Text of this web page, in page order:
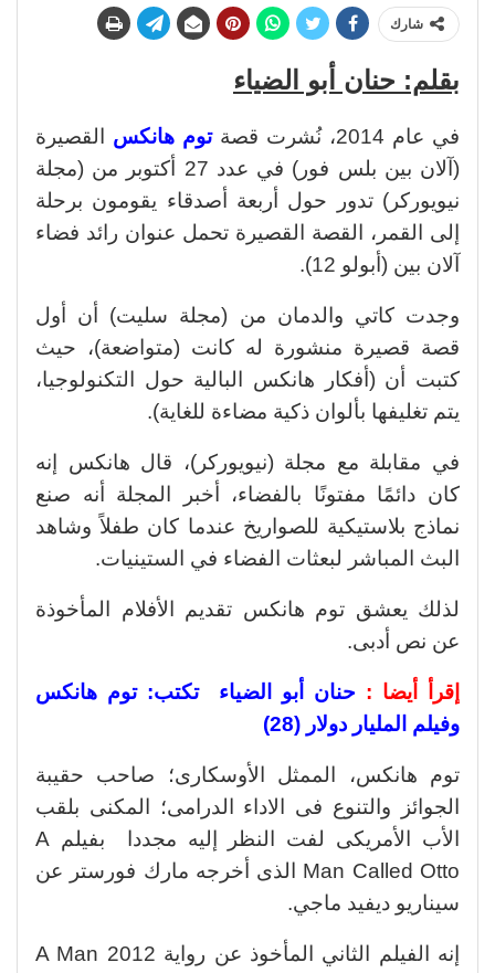
شارك
بقلم: حنان أبو الضياء
في عام 2014، نُشرت قصة توم هانكس القصيرة
(آلان بين بلس فور) في عدد 27 أكتوبر من (مجلة
نيويوركر) تدور حول أربعة أصدقاء يقومون برحلة
إلى القمر، القصة القصيرة تحمل عنوان رائد فضاء
آلان بين (أبولو 12).
وجدت كاتي والدمان من (مجلة سليت) أن أول
قصة قصيرة منشورة له كانت (متواضعة)، حيث
كتبت أن (أفكار هانكس البالية حول التكنولوجيا،
يتم تغليفها بألوان ذكية مضاءة للغاية).
في مقابلة مع مجلة (نيويوركر)، قال هانكس إنه
كان دائمًا مفتونًا بالفضاء، أخبر المجلة أنه صنع
نماذج بلاستيكية للصواريخ عندما كان طفلاً وشاهد
البث المباشر لبعثات الفضاء في الستينيات.
لذلك يعشق توم هانكس تقديم الأفلام المأخوذة
عن نص أدبى.
إقرأ أيضا : حنان أبو الضياء تكتب: توم هانكس
وفيلم المليار دولار (28)
توم هانكس، الممثل الأوسكارى؛ صاحب حقيبة
الجوائز والتنوع فى الاداء الدرامى؛ المكنى بلقب
الأب الأمريكى لفت النظر إليه مجددا بفيلم A
Man Called Otto الذى أخرجه مارك فورستر عن
سيناريو ديفيد ماجي.
إنه الفيلم الثاني المأخوذ عن رواية 2012 A Man